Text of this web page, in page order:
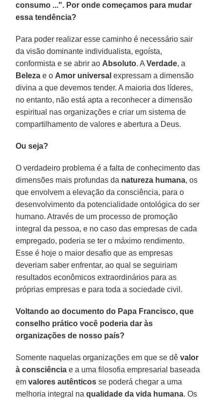
consumo ...". Por onde começamos para mudar
essa tendência?
Para poder realizar esse caminho é necessário sair
da visão dominante individualista, egoísta,
conformista e se abrir ao Absoluto. AVerdade, a
Beleza e o Amor universal expressam a dimensão
divina a que devemos tender. A maioria dos líderes,
no entanto, não está apta a reconhecer a dimensão
espiritual nas organizações e criar um sistema de
compartilhamento de valores e abertura a Deus.
Ou seja?
O verdadeiro problema é a falta de conhecimento das
dimensões mais profundas da natureza humana, os
que envolvem a elevação da consciência, para o
desenvolvimento da potencialidade ontológica do ser
humano. Através de um processo de promoção
integral da pessoa, e no caso das empresas de cada
empregado, poderia se ter o máximo rendimento.
Esse é hoje o maior desafio que as empresas
deveriam saber enfrentar, ao qual se seguiriam
resultados econômicos extraordinários para as
próprias empresas e para toda a sociedade civil.
Voltando ao documento do Papa Francisco, que
conselho prático você poderia dar às
organizações de nosso país?
Somente naquelas organizações em que se dêvalor
à consciência e a uma filosofia empresarial baseada
emvalores autênticos se poderá chegar a uma
melhoria integral naqualidade da vida humana. Os